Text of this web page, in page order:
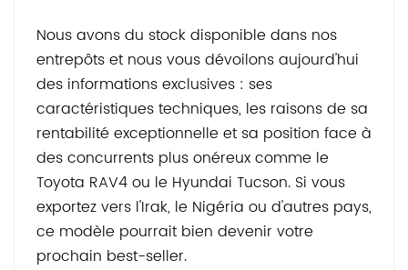
Nous avons du stock disponible dans nos
entrepôts et nous vous dévoilons aujourd'hui
des informations exclusives : ses
caractéristiques techniques, les raisons de sa
rentabilité exceptionnelle et sa position face à
des concurrents plus onéreux comme le
Toyota RAV4 ou le Hyundai Tucson. Si vous
exportez vers l'Irak, le Nigéria ou d'autres pays,
ce modèle pourrait bien devenir votre
prochain best-seller.